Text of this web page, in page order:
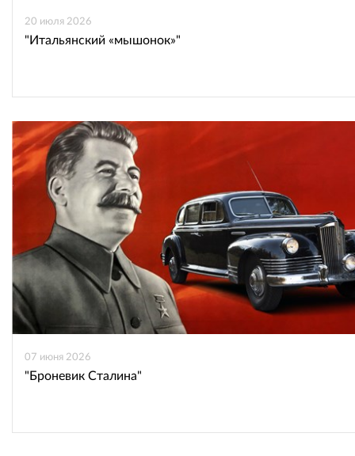
20 июля 2026
"Итальянский «мышонок»"
07 июня 2026
"Броневик Сталина"